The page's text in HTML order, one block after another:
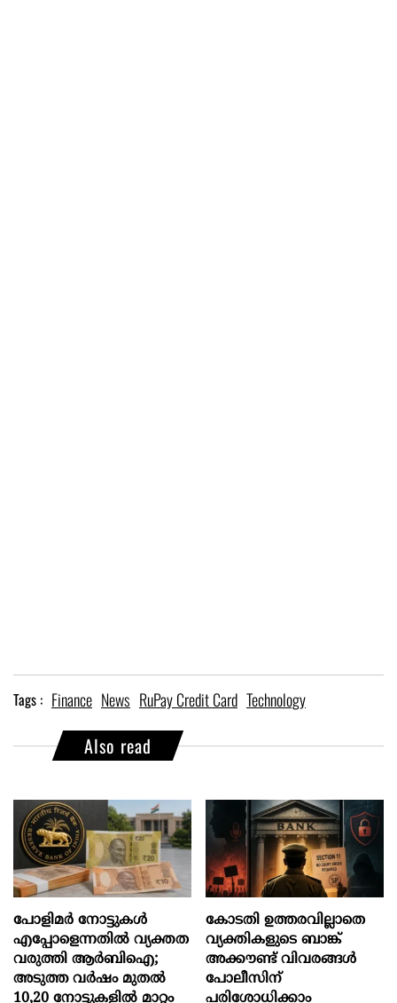
Tags : Finance News RuPay Credit Card Technology
Also read
പോളിമർ നോട്ടുകൾ
എപ്പോളെന്നതിൽ വ്യക്തത
വരുത്തി ആർബിഐ;
അടുത്ത വർഷം മുതൽ
10,20 നോട്ടുകളിൽ മാറ്റം
കോടതി ഉത്തരവില്ലാതെ
വ്യക്തികളുടെ ബാങ്ക്
അക്കൗണ്ട് വിവരങ്ങൾ
പോലീസിന്
പരിശോധിക്കാം